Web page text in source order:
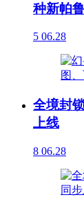
种新帕
5 06.28
全境封
上线
8 06.28